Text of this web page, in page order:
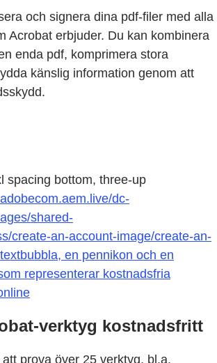
och signera dina pdf-filer med alla
Acrobat erbjuder. Du kan kombinera
enda pdf, komprimera stora
känslig information genom att
spacing bottom, three-up
dc-
shared-
create-an-account-image/create-an-
en pennikon och en
representerar kostnadsfria
verktyg kostnadsfritt
prova över 25 verktyg, bl.a.